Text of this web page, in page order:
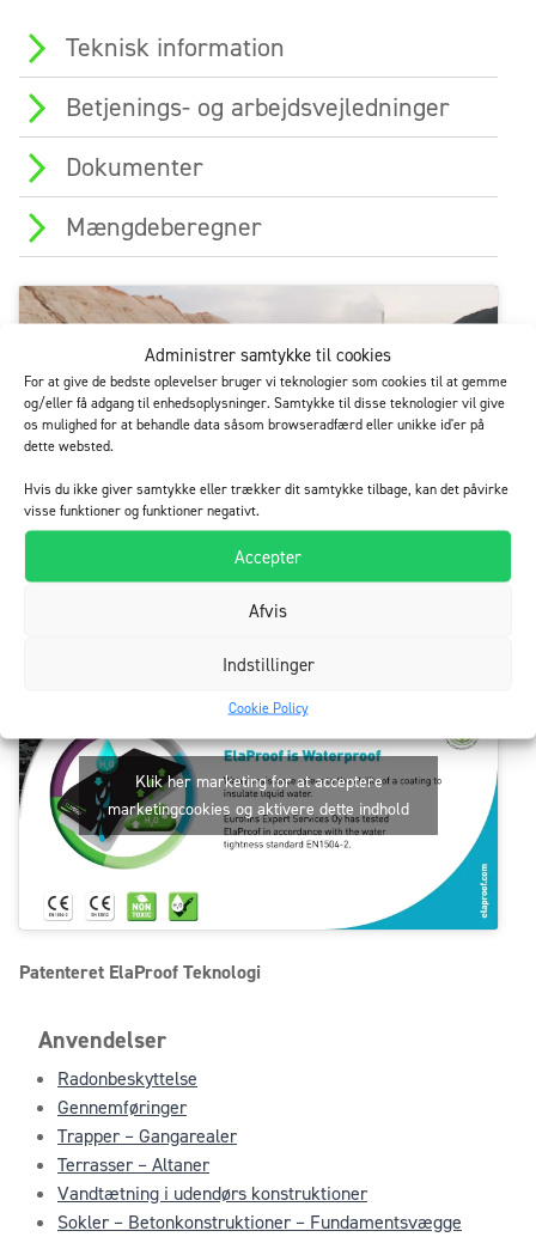
Administrer samtykke til cookies
For at give de bedste oplevelser bruger vi teknologier som cookies til at gemme
og/eller få adgang til enhedsoplysninger. Samtykke til disse teknologier vil give
os mulighed for at behandle data såsom browseradfærd eller unikke id'er på
dette websted.
Hvis du ikke giver samtykke eller trækker dit samtykke tilbage, kan det påvirke
visse funktioner og funktioner negativt.
Accepter
Afvis
Indstillinger
Cookie Policy
Teknisk information
Betjenings- og arbejdsvejledninger
Dokumenter
Mængdeberegner
Klik her marketing for at acceptere
marketingcookies og aktivere dette indhold
Klik her marketing for at acceptere
marketingcookies og aktivere dette indhold
Patenteret ElaProof Teknologi
Anvendelser
Radonbeskyttelse
Gennemføringer
Trapper – Gangarealer
Terrasser – Altaner
Vandtætning i udendørs konstruktioner
Sokler – Betonkonstruktioner – Fundamentsvægge